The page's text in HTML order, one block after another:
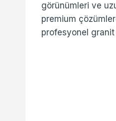
görünümleri ve
premium
profesyonel granit